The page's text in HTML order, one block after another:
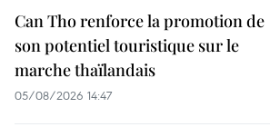
Can Tho renforce la promotion de
son potentiel touristique sur le
marche thaïlandais
05/08/2026 14:47